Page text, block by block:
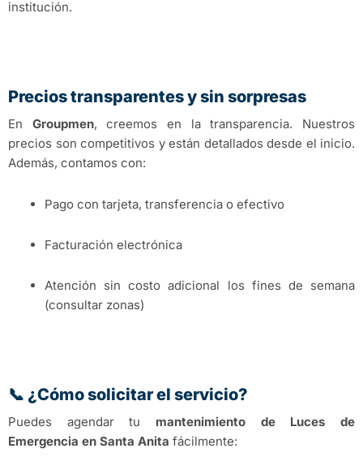
institución.
Precios transparentes y sin sorpresas
En Groupmen, creemos en la transparencia. Nuestros
precios son competitivos y están detallados desde el inicio.
Además, contamos con:
Pago con tarjeta, transferencia o efectivo
Facturación electrónica
Atención sin costo adicional los fines de semana
(consultar zonas)
📞 ¿Cómo solicitar el servicio?
Puedes agendar tu mantenimiento de Luces de
Emergencia en Santa Anita fácilmente: